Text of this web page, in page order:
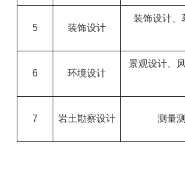
5 装饰设计
装饰设计、
6 环境设计
景观设计、
7 岩土勘察设计 测量